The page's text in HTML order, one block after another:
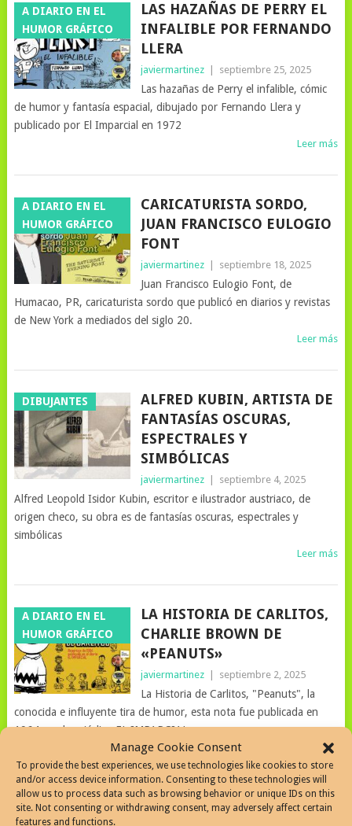
Manage Cookie Consent
To provide the best experiences, we use technologies like cookies to store
and/or access device information. Consenting to these technologies will
allow us to process data such as browsing behavior or unique IDs on this
site. Not consenting or withdrawing consent, may adversely affect certain
features and functions.
A DIARIO EN EL
HUMOR GRÁFICO
LAS HAZAÑAS DE PERRY EL
INFALIBLE POR FERNANDO
LLERA
javiermartinez septiembre 25, 2025
Las hazañas de Perry el infalible, cómic
de humor y fantasía espacial, dibujado por Fernando Llera y
publicado por El Imparcial en 1972
Leer más
A DIARIO EN EL
HUMOR GRÁFICO
CARICATURISTA SORDO,
JUAN FRANCISCO EULOGIO
FONT
javiermartinez septiembre 18, 2025
Juan Francisco Eulogio Font, de
Humacao, PR, caricaturista sordo que publicó en diarios y revistas
de New York a mediados del siglo 20.
Leer más
DIBUJANTES
ALFRED KUBIN, ARTISTA DE
FANTASÍAS OSCURAS,
ESPECTRALES Y
SIMBÓLICAS
javiermartinez septiembre 4, 2025
Alfred Leopold Isidor Kubin, escritor e ilustrador austriaco, de
origen checo, su obra es de fantasías oscuras, espectrales y
simbólicas
Leer más
A DIARIO EN EL
HUMOR GRÁFICO
LA HISTORIA DE CARLITOS,
CHARLIE BROWN DE
«PEANUTS»
javiermartinez septiembre 2, 2025
La Historia de Carlitos, "Peanuts", la
conocida e influyente tira de humor, esta nota fue publicada en
1964 en el periódico EL IMPARCIAL
Leer más
A DIARIO EN EL
PATORUZÚ: ÍCONO DEL